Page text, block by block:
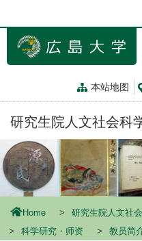
ン
動
本站地图
研究生院人文社会科
Home
研究生院人文社
科学研究・师资
教员简